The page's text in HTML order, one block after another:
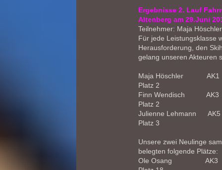
Ergebnisse 2. Lauf
Altenberg am 29.Juni
Teilnehmer: Maja
Für jede Leistungsklasse
Herausforderung, den
gelang unseren Akteuren
Maja Höschler
Platz 2
Finn Wendisch
Platz 2
Julienne Lehmann
Platz 3
Unsere zwei Neulinge
belegten folgende Plätze:
Ole Osang